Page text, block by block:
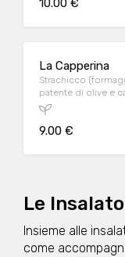
10.00 €
La Capperina
Strachicco
patente di olive e
9.00 €
Le
Insieme alle
come